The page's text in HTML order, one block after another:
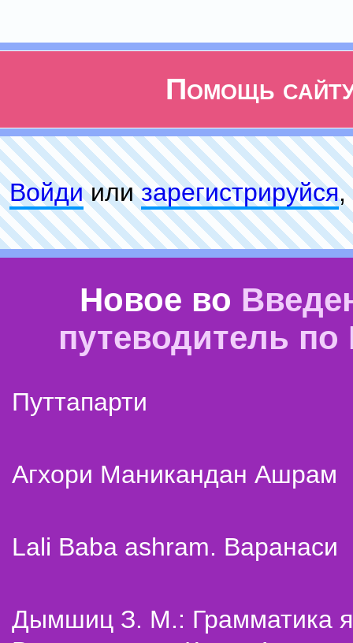
Помощь
Войдиилизарeгиcтpируйся,
Новое во
путеводитель
Путтапарти
Агхори Маникандан Ашрам
Lali Baba ashram. Варанаси
Дымшиц З. М.: Грамматика